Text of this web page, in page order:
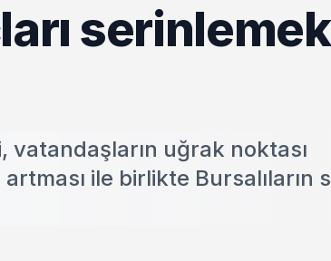
serinlemek
vatandaşların uğrak noktası
ile birlikte Bursalıların